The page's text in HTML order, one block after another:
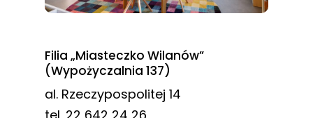
Filia „Miasteczko Wilanów”
(Wypożyczalnia 137)
al. Rzeczypospolitej 14